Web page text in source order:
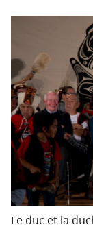
Le duc et la